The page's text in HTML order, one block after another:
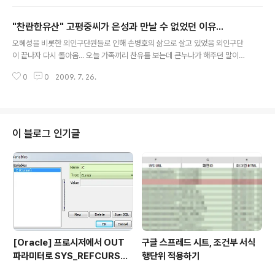
가... 음하하하
"찬란한유산" 고평중씨가 은성과 만날 수 없었던 이유...
오혜성을 비롯한 외인구단원들로 인해 손병호의 삶으로 살고 있었음 외인구단
이 끝나자 다시 돌아옴... 오늘 가족끼리 찬유를 보는데 큰누나가 해주던 말이었
0 0 2009. 7. 26.
이 블로그 인기글
[Oracle] 프로시저에서 OUT
파라미터로 SYS_REFCURSO
구글 스프레드 시트, 조건부 서식
행단위 적용하기